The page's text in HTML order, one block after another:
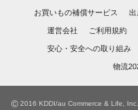
お買いもの補償サービス 出
運営会社 ご利用規約
安心・安全への取り組み
物流
© 2016 KDDI/au Commerce & Life, Inc.